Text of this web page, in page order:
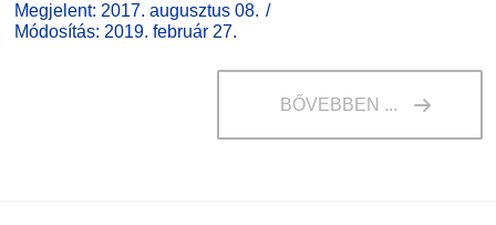
Megjelent: 2017. augusztus 08.
Módosítás: 2019. február 27.
BŐVEBBEN ...